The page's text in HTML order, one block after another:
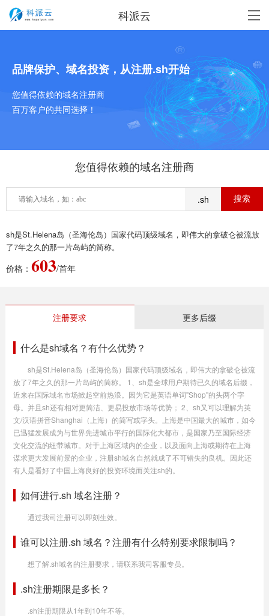
科派云
品牌保护、域名投资，从注册.sh开始
您值得依赖的域名注册商
百万客户的共同选择！
您值得依赖的域名注册商
.sh
sh是St.Helena岛（圣海伦岛）国家代码顶级域名，即伟大的拿破仑被流放
了7年之久的那一片岛屿的简称。
价格： 603/首年
注册要求 更多后缀
什么是sh域名？有什么优势？
sh是St.Helena岛（圣海伦岛）国家代码顶级域名，即伟大的拿破仑被流
放了7年之久的那一片岛屿的简称。 1、sh是全球用户期待已久的域名后缀，
近来在国际域名市场掀起空前热浪。因为它是英语单词"Shop"的头两个字
母。并且sh还有相对更简洁、更易投放市场等优势； 2、sh又可以理解为英
文/汉语拼音Shanghai（上海）的简写或字头。上海是中国最大的城市，如今
已迅猛发展成为与世界先进城市平行的国际化大都市，是国家乃至国际经济
文化交流的纽带城市。对于上海区域内的企业，以及面向上海或期待在上海
谋求更大发展前景的企业，注册sh域名自然就成了不可错失的良机。因此还
有人是看好了中国上海良好的投资环境而关注sh的。
如何进行.sh 域名注册？
通过我司注册可以即刻生效。
谁可以注册.sh 域名？注册有什么特别要求限制吗？
想了解.sh域名的注册要求，请联系我司客服专员。
.sh注册期限是多长？
.sh注册期限从1年到10年不等。